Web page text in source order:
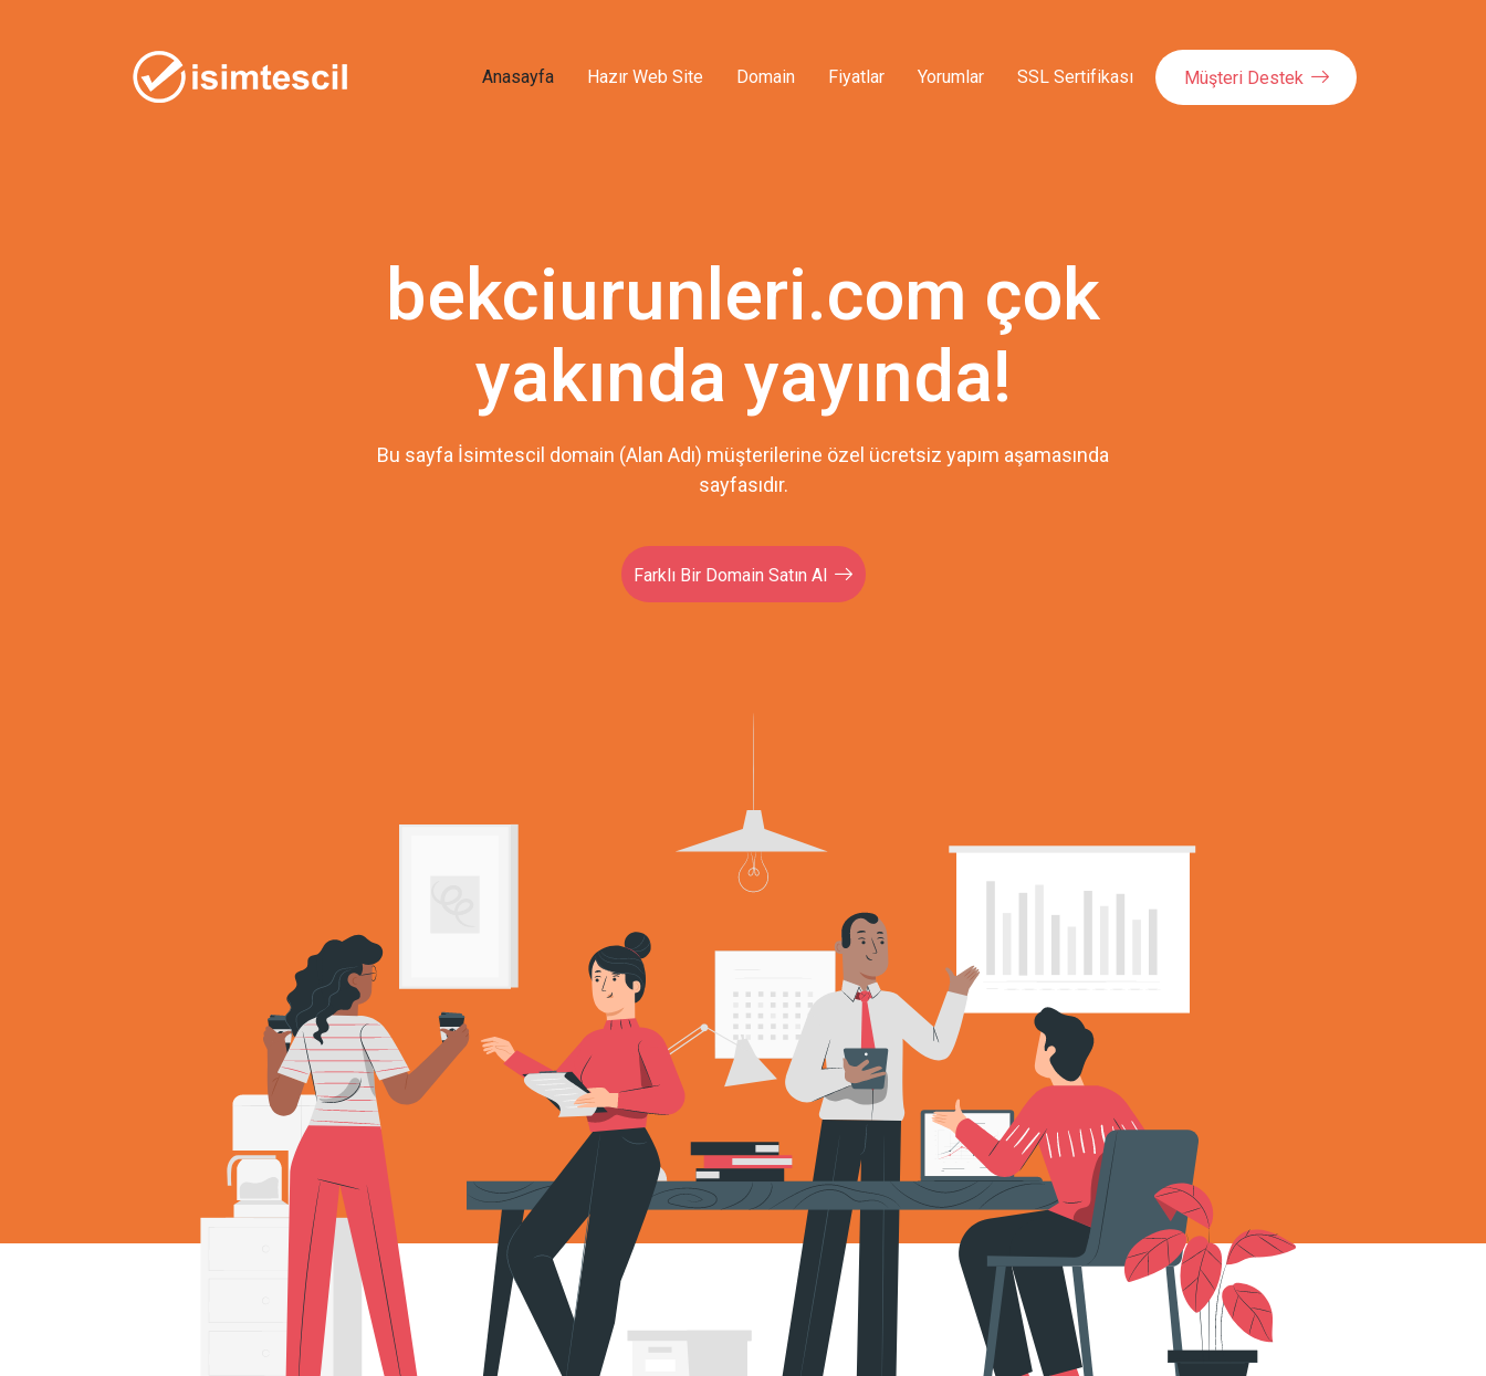
Anasayfa Hazır Web Site Domain Fiyatlar Yorumlar SSL Sertifikası Müşteri Destek
bekciurunleri.com çok
yakında yayında!
Bu sayfa İsimtescil domain (Alan Adı) müşterilerine özel ücretsiz yapım aşamasında
sayfasıdır.
Farklı Bir Domain Satın Al